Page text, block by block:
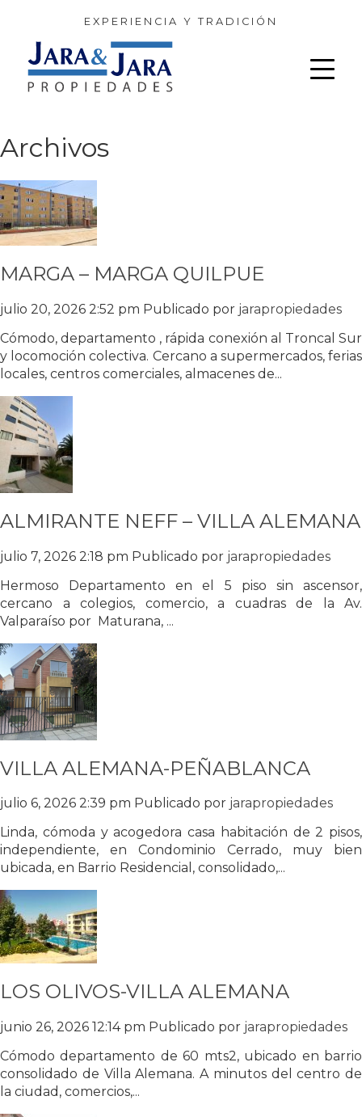
EXPERIENCIA Y TRADICIÓN
Archivos
MARGA – MARGA QUILPUE
julio 20, 2026 2:52 pm Publicado por jarapropiedades
Cómodo, departamento , rápida conexión al Troncal Sur
y locomoción colectiva. Cercano a supermercados, ferias
locales, centros comerciales, almacenes de...
ALMIRANTE NEFF – VILLA ALEMANA
julio 7, 2026 2:18 pm Publicado por jarapropiedades
Hermoso Departamento en el 5 piso sin ascensor,
cercano a colegios, comercio, a cuadras de la Av.
Valparaíso por Maturana, ...
VILLA ALEMANA-PEÑABLANCA
julio 6, 2026 2:39 pm Publicado por jarapropiedades
Linda, cómoda y acogedora casa habitación de 2 pisos,
independiente, en Condominio Cerrado, muy bien
ubicada, en Barrio Residencial, consolidado,...
LOS OLIVOS-VILLA ALEMANA
junio 26, 2026 12:14 pm Publicado por jarapropiedades
Cómodo departamento de 60 mts2, ubicado en barrio
consolidado de Villa Alemana. A minutos del centro de
la ciudad, comercios,...